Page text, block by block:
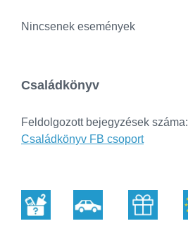
Nincsenek események
Családkönyv
Feldolgozott bejegyzések száma:
Családkönyv FB csoport